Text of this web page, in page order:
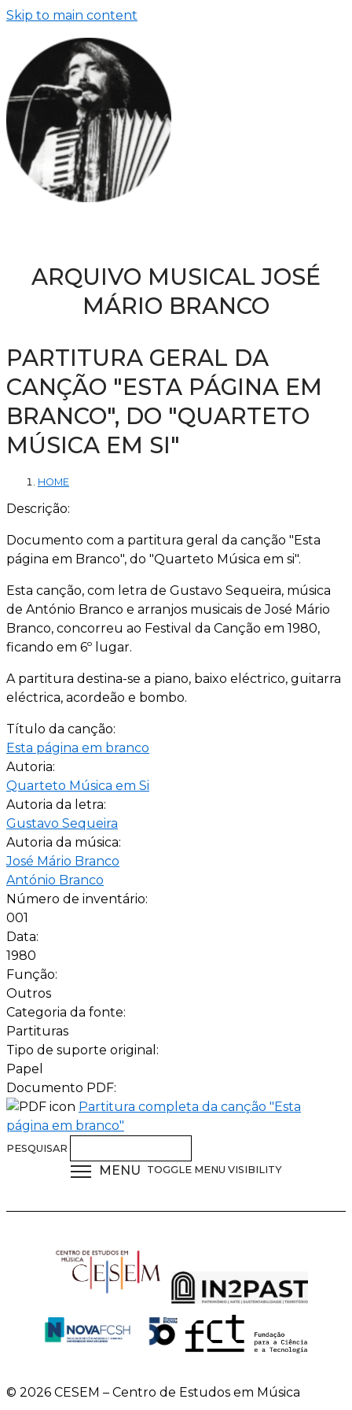
Skip to main content
ARQUIVO MUSICAL JOSÉ
MÁRIO BRANCO
PARTITURA GERAL DA
CANÇÃO "ESTA PÁGINA EM
BRANCO", DO "QUARTETO
MÚSICA EM SI"
HOME
Descrição:
Documento com a partitura geral da canção "Esta
página em Branco", do "Quarteto Música em si".
Esta canção, com letra de Gustavo Sequeira, música
de António Branco e arranjos musicais de José Mário
Branco, concorreu ao Festival da Canção em 1980,
ficando em 6º lugar.
A partitura destina-se a piano, baixo eléctrico, guitarra
eléctrica, acordeão e bombo.
Título da canção:
Esta página em branco
Autoria:
Quarteto Música em Si
Autoria da letra:
Gustavo Sequeira
Autoria da música:
José Mário Branco
António Branco
Número de inventário:
001
Data:
1980
Função:
Outros
Categoria da fonte:
Partituras
Tipo de suporte original:
Papel
Documento PDF:
Partitura completa da canção "Esta
página em branco"
PESQUISAR
MENU TOGGLE MENU VISIBILITY
© 2026 CESEM – Centro de Estudos em Música